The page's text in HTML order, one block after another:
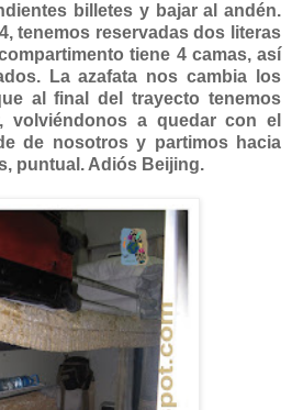
billetes y bajar al andén.
tenemos reservadas dos literas
tiene 4 camas, así
La azafata nos cambia los
al final del trayecto tenemos
volviéndonos a quedar con el
de nosotros y partimos hacia
puntual. Adiós Beijing.